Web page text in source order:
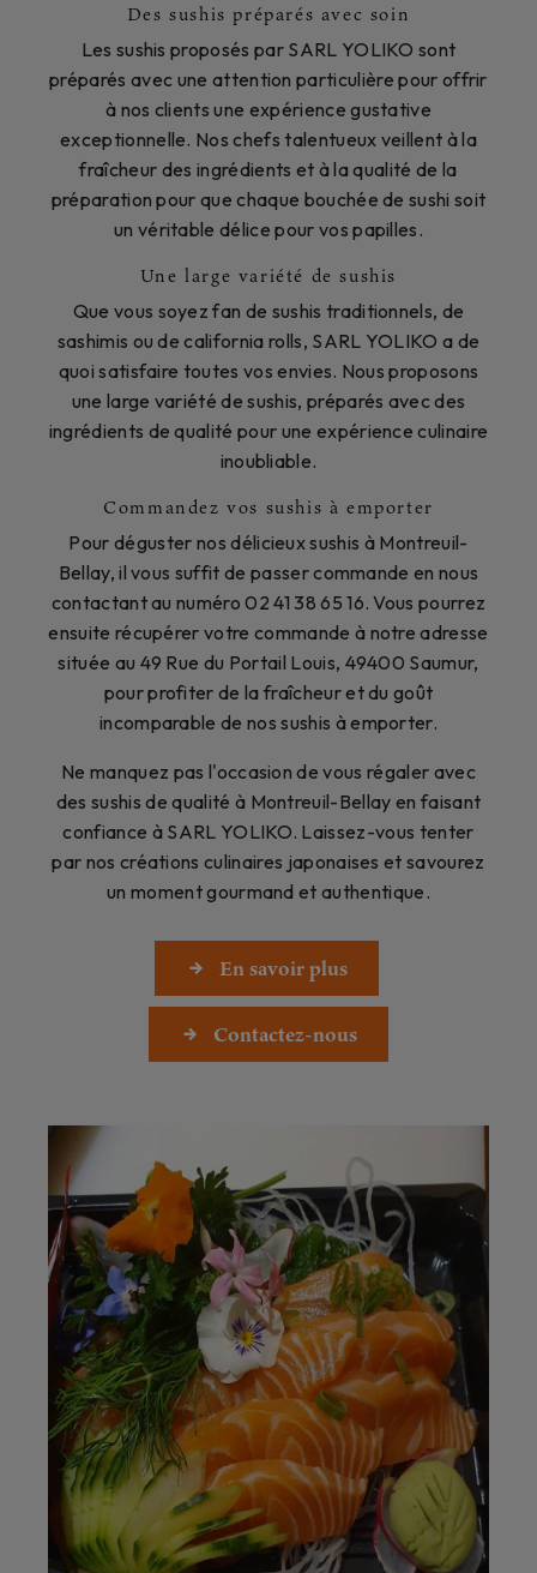
Des sushis préparés avec soin
Les sushis proposés par SARL YOLIKO sont
préparés avec une attention particulière pour offrir
à nos clients une expérience gustative
exceptionnelle. Nos chefs talentueux veillent à la
fraîcheur des ingrédients et à la qualité de la
préparation pour que chaque bouchée de sushi soit
un véritable délice pour vos papilles.
Une large variété de sushis
Que vous soyez fan de sushis traditionnels, de
sashimis ou de california rolls, SARL YOLIKO a de
quoi satisfaire toutes vos envies. Nous proposons
une large variété de sushis, préparés avec des
ingrédients de qualité pour une expérience culinaire
inoubliable.
Commandez vos sushis à emporter
Pour déguster nos délicieux sushis à Montreuil-
Bellay, il vous suffit de passer commande en nous
contactant au numéro 02 41 38 65 16. Vous pourrez
ensuite récupérer votre commande à notre adresse
située au 49 Rue du Portail Louis, 49400 Saumur,
pour profiter de la fraîcheur et du goût
incomparable de nos sushis à emporter.
Ne manquez pas l'occasion de vous régaler avec
des sushis de qualité à Montreuil-Bellay en faisant
confiance à SARL YOLIKO. Laissez-vous tenter
par nos créations culinaires japonaises et savourez
un moment gourmand et authentique.
En savoir plus
Contactez-nous